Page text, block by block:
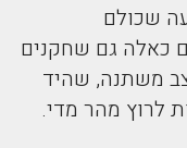
שכולם
כאלה גם שחקנים
משתנה, שהיד
לרוץ מהר מדי.